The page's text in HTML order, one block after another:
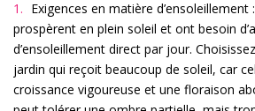
Exigences en matière d’ensoleillement
prospèrent en plein soleil et ont besoin
d’ensoleillement direct par jour.
jardin qui reçoit beaucoup de soleil, car
croissance vigoureuse et une floraison